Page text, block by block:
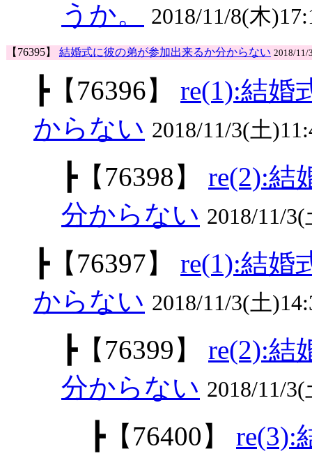
うか。
2018/11/8(木
【76395】 結婚式に彼の弟が参加出来るか分からない 2018/11/
┣【76396】
re(1):結婚
からない 2018/11/3(土
┣【76398】
re(2):結
分からない 2018/11/
┣【76397】
re(1):結婚
からない 2018/11/3(土
┣【76399】
re(2):結
分からない 2018/11/
┣【76400】
re(3):